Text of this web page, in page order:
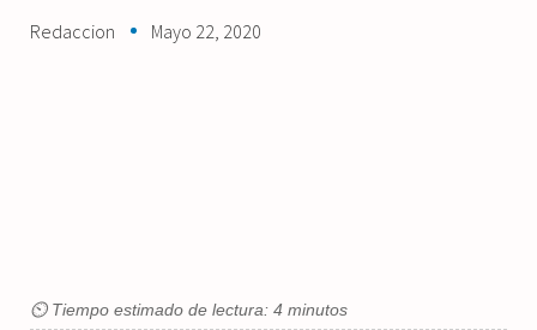
Redaccion Mayo 22, 2020
⏲ Tiempo estimado de lectura: 4 minutos